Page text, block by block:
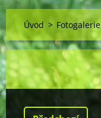
Úvod > Fotogalerie